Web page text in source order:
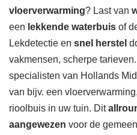
vloerverwarming? Last van
een lekkende waterbuis of
Lekdetectie en snel herstel
vakmensen, scherpe
specialisten van Hollands
van bijv. een
rioolbuis in uw tuin. Dit
aangewezen voor de